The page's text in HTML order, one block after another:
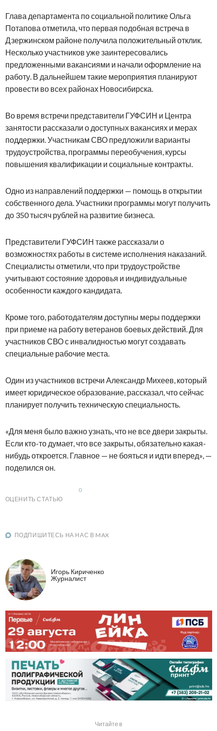
Глава департамента по социальной политике Ольга
Потапова отметила, что первая подобная встреча в
Дзержинском районе получила положительный отклик.
Несколько участников уже заинтересовались
предложенными вакансиями и начали оформление на
работу. В дальнейшем такие мероприятия планируют
провести во всех районах Новосибирска.
Во время встречи представители ГУФСИН и Центра
занятости рассказали о доступных вакансиях и мерах
поддержки. Участникам СВО предложили варианты
трудоустройства, программы переобучения, курсы
повышения квалификации и социальные контракты.
Одно из направлений поддержки — помощь в открытии
собственного дела. Участники программы могут получить
до 350 тысяч рублей на развитие бизнеса.
Представители ГУФСИН также рассказали о
возможностях работы в системе исполнения наказаний.
Специалисты отметили, что при трудоустройстве
учитывают состояние здоровья и индивидуальные
особенности каждого кандидата.
Кроме того, работодателям доступны меры поддержки
при приеме на работу ветеранов боевых действий. Для
участников СВО с инвалидностью могут создавать
специальные рабочие места.
Один из участников встречи Александр Михеев, который
имеет юридическое образование, рассказал, что сейчас
планирует получить техническую специальность.
«Для меня было важно узнать, что не все двери закрыты.
Если кто-то думает, что все закрыты, обязательно какая-
нибудь откроется. Главное — не бояться и идти вперед», —
поделился он.
ОЦЕНИТЬ СТАТЬЮ
0
ПОДПИШИТЕСЬ НА НАС В MAX
Игорь Кириченко
Журналист
Читайте в